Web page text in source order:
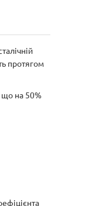
протягом
що на 50%